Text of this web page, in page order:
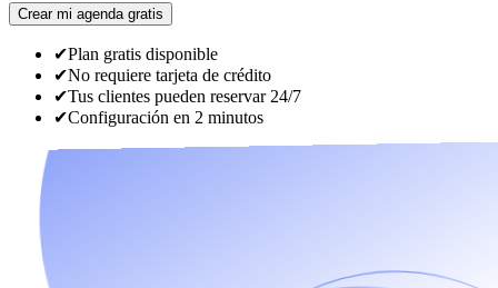
Crear mi agenda gratis
✔Plan gratis disponible
✔No requiere tarjeta de crédito
✔Tus clientes pueden reservar 24/7
✔Configuración en 2 minutos